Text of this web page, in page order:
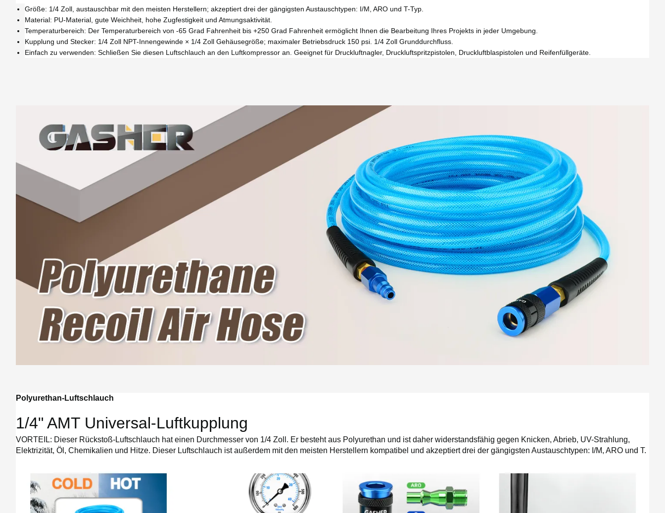
Größe: 1/4 Zoll, austauschbar mit den meisten Herstellern; akzeptiert drei der gängigsten Austauschtypen: I/M, ARO und T-Typ.
Material: PU-Material, gute Weichheit, hohe Zugfestigkeit und Atmungsaktivität.
Temperaturbereich: Der Temperaturbereich von -65 Grad Fahrenheit bis +250 Grad Fahrenheit ermöglicht Ihnen die Bearbeitung Ihres Projekts in jeder Umgebung.
Kupplung und Stecker: 1/4 Zoll NPT-Innengewinde × 1/4 Zoll Gehäusegröße; maximaler Betriebsdruck 150 psi. 1/4 Zoll Grunddurchfluss.
Einfach zu verwenden: Schließen Sie diesen Luftschlauch an den Luftkompressor an. Geeignet für Druckluftnagler, Druckluftspritzpistolen, Druckluftblaspistolen und Reifenfüllgeräte.
Polyurethan-Luftschlauch
1/4" AMT Universal-Luftkupplung
VORTEIL: Dieser Rückstoß-Luftschlauch hat einen Durchmesser von 1/4 Zoll. Er besteht aus Polyurethan und ist daher widerstandsfähig gegen Knicken, Abrieb, UV-Strahlung,
Elektrizität, Öl, Chemikalien und Hitze. Dieser Luftschlauch ist außerdem mit den meisten Herstellern kompatibel und akzeptiert drei der gängigsten Austauschtypen: I/M, ARO und T.